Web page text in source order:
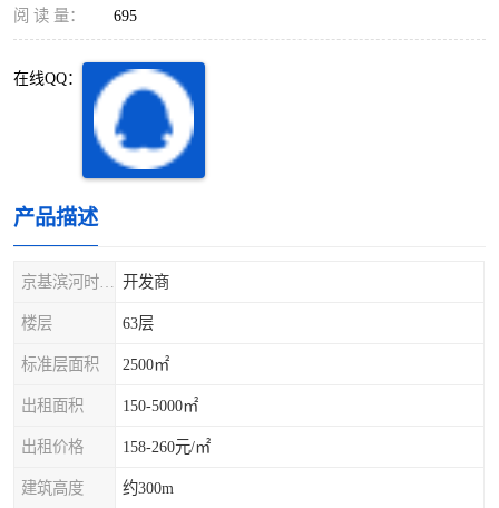
阅 读 量： 695
在线QQ：
产品描述
开发商
楼层 63层
标准层面积 2500㎡
出租面积 150-5000㎡
出租价格 158-260元/㎡
建筑高度 约300m
深圳超级总部基地 后海
龙岗区
光明区
龙华观澜